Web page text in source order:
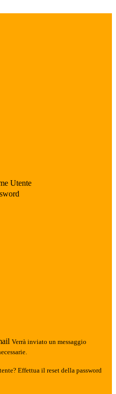
Utente
Verrà inviato un messaggio
Effettua il reset della password